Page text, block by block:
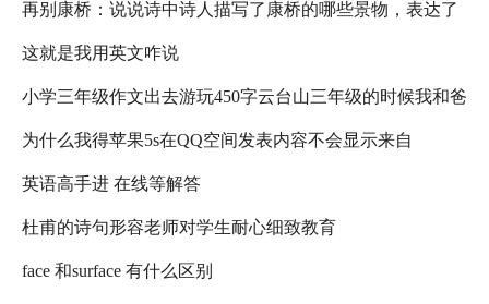
再别康桥：说说诗中诗人描写了康桥的哪些景物，表达了
诗人怎样的感情
这就是我用英文咋说
小学三年级作文出去游玩450字云台山三年级的时候我和爸
爸妈妈一起去云台山玩....这是开头
为什么我得苹果5s在QQ空间发表内容不会显示来自
iPhone5s啊？急啊！！求大神啊！
英语高手进 在线等解答
杜甫的诗句形容老师对学生耐心细致教育
face 和surface 有什么区别